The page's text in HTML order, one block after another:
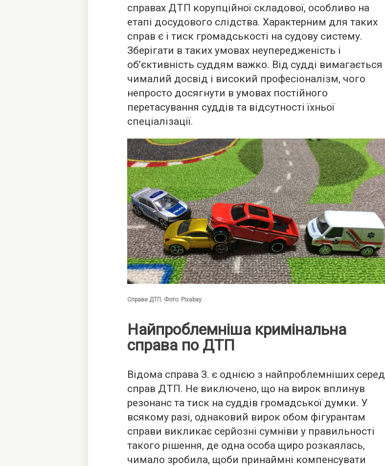
справах ДТП корупційної складової, особливо на
етапі досудового слідства. Характерним для таких
справ є і тиск громадськості на судову систему.
Зберігати в таких умовах неупередженість і
об’єктивність суддям важко. Від судді вимагається
чималий досвід і високий професіоналізм, чого
непросто досягнути в умовах постійного
перетасування суддів та відсутності їхньої
спеціалізації.
Справи ДТП. Фото: Pixabay
Найпроблемніша кримінальна
справа по ДТП
Відома справа З. є однією з найпроблемніших серед
справ ДТП. Не виключено, що на вирок вплинув
резонанс та тиск на суддів громадської думки. У
всякому разі, однаковий вирок обом фігурантам
справи викликає серйозні сумніви у правильності
такого рішення, де одна особа щиро розкаялась,
чимало зробила, щоби принаймні компенсувати